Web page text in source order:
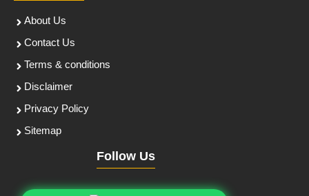
About Us
Contact Us
Terms & conditions
Disclaimer
Privacy Policy
Sitemap
Follow Us